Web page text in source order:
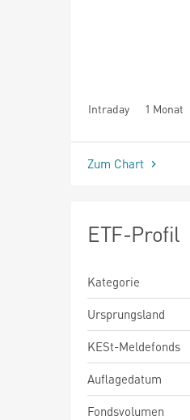
Intraday 1 Monat
seit Beginn
Zum Chart
ETF-Profil
Kategorie
Ursprungsland
KESt-Meldefonds
Auflagedatum
Fondsvolumen